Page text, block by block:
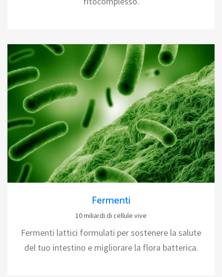
Fermenti
10 miliardi di cellule vive
Fermenti lattici formulati per sostenere la salute
del tuo intestino e migliorare la flora batterica.